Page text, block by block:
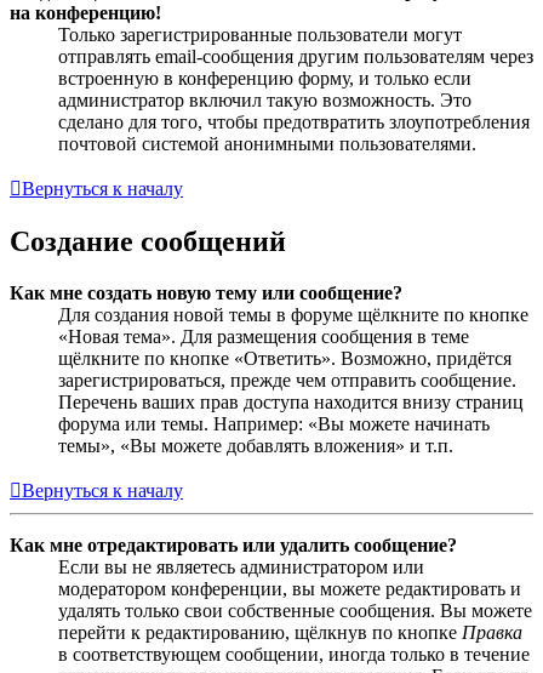
на конференцию!
Только зарегистрированные пользователи могут
отправлять email-сообщения другим пользователям через
встроенную в конференцию форму, и только если
администратор включил такую возможность. Это
сделано для того, чтобы предотвратить злоупотребления
почтовой системой анонимными пользователями.
Вернуться к началу
Создание сообщений
Как мне создать новую тему или сообщение?
Для создания новой темы в форуме щёлкните по кнопке
«Новая тема». Для размещения сообщения в теме
щёлкните по кнопке «Ответить». Возможно, придётся
зарегистрироваться, прежде чем отправить сообщение.
Перечень ваших прав доступа находится внизу страниц
форума или темы. Например: «Вы можете начинать
темы», «Вы можете добавлять вложения» и т.п.
Вернуться к началу
Как мне отредактировать или удалить сообщение?
Если вы не являетесь администратором или
модератором конференции, вы можете редактировать и
удалять только свои собственные сообщения. Вы можете
перейти к редактированию, щёлкнув по кнопке Правка
в соответствующем сообщении, иногда только в течение